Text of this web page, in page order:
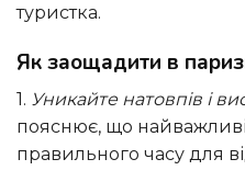
туристка.
Як заощадити в
Уникайте натовпів і
пояснює, що
правильного часу для